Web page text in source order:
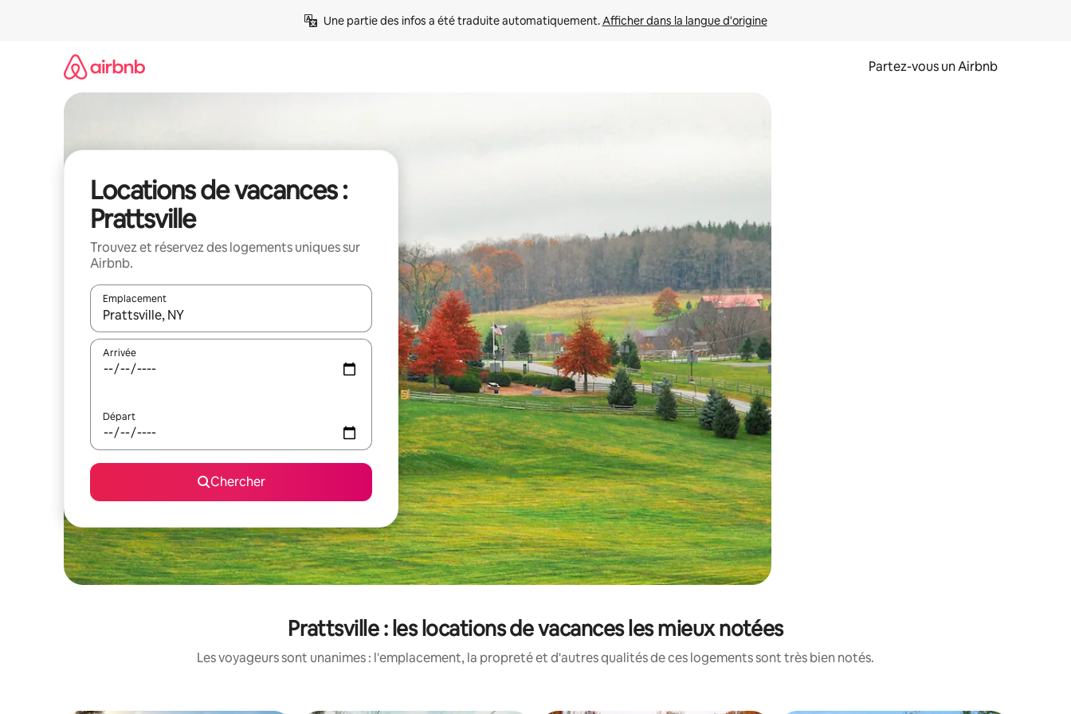
Une partie des infos a été traduite automatiquement. Afficher dans la langue d'origine
Partez-vous un Airbnb
Locations de vacances :
Prattsville
Trouvez et réservez des logements uniques sur
Airbnb.
Emplacement
Quand les résultats sont affichés, parcourez-les en utilisant les flèches vers le haut et vers le bas, ou en appuyant dessus et en les faisant glisser.
Arrivée
Départ
Chercher
Prattsville : les locations de vacances les mieux notées
Les voyageurs sont unanimes : l'emplacement, la propreté et d'autres qualités de ces logements sont très bien notés.